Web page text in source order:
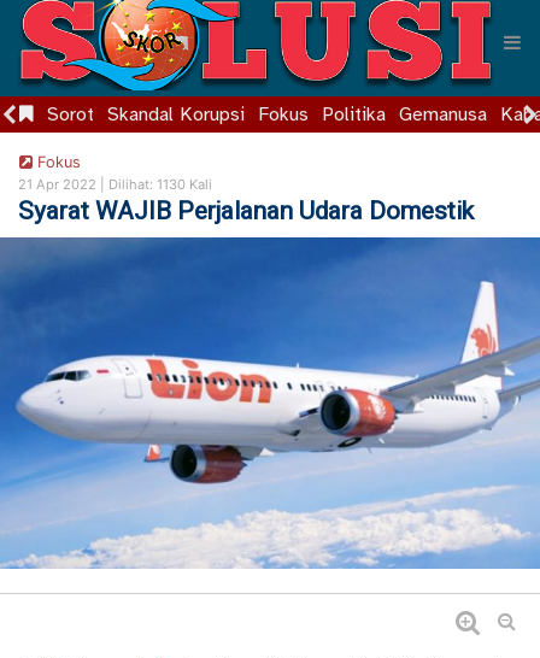
Sorot Skandal Korupsi Fokus Politika Gemanusa
Fokus
21 Apr 2022 | Dilihat: 1130 Kali
Syarat WAJIB Perjalanan Udara Domestik